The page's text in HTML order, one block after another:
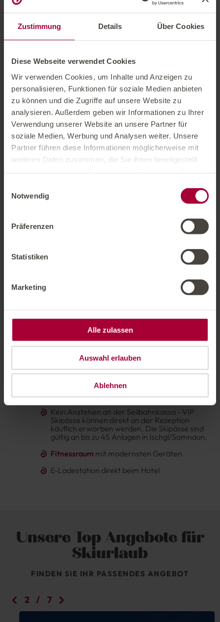
Zustimmung Details Über Cookies
Diese Webseite verwendet Cookies
Wir verwenden Cookies, um Inhalte und Anzeigen zu
personalisieren, Funktionen für soziale Medien anbieten
zu können und die Zugriffe auf unsere Website zu
analysieren. Außerdem geben wir Informationen zu Ihrer
Verwendung unserer Website an unsere Partner für
soziale Medien, Werbung und Analysen weiter. Unsere
Partner führen diese Informationen möglicherweise mit
weiteren Daten zusammen, die Sie ihnen bereitgestellt
Notwendig
Präferenzen
Statistiken
Marketing
Alle zulassen
Auswahl erlauben
Ablehnen
Ruheraum mit echten Heubetten
Wellnesskorb mit Badesandalen und flauschigem
Bademantel im Zimmer vorhanden
Zur Tiefenentspannung
Parkplätze € 12,00 pro Tag
Seilbahn, Skipiste und Einkaufsmöglichkeiten
nur wenige Gehminuten entfernt
Moderne Spinde im Skikeller für Ihre
Free WiFi
Kein Anstehen an der Seilbahnkassa - VIP
Skipässe können direkt an der Rezeption
käuflich erworben werden. Die Skipässe sind
gültig an bis zu 45 Anlagen in Ischgl/Samnaun.
Fitnessraum mit modernsten Geräten
E-Ladestation direkt beim Hotel
Unsere Top Angebote für
Skiurlaub
FINDEN SIE IHR PASSENDES ANGEBOT
2 / 7